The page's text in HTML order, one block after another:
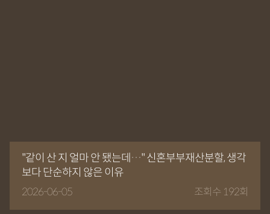
"같이 산 지 얼마 안 됐는데…" 신혼부부재산분할, 생각
보다 단순하지 않은 이유
2026-06-05 조회수 192회